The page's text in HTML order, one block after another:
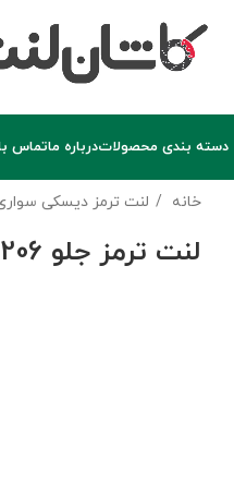
دسته بندی محصولاتدرباره ماتماس
خانه لنت ترمز دیسکی
لنت ترمز جلو 206 تیپ 2 و 3 پارس لنت